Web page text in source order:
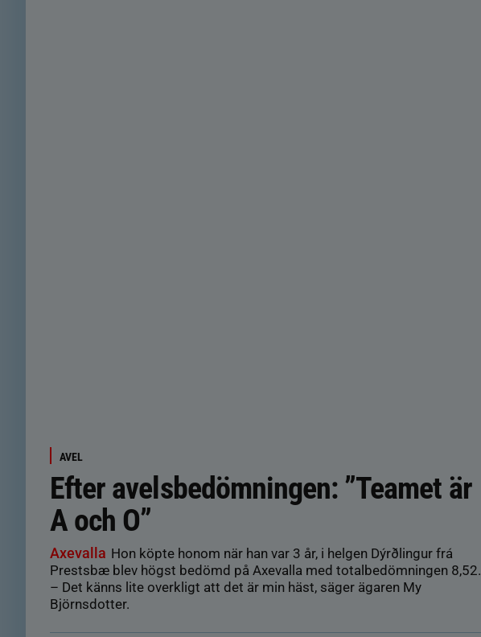
AVEL
Efter avelsbedömningen: ”Teamet är
A och O”
Axevalla Hon köpte honom när han var 3 år, i helgen Dýrðlingur frá
Prestsbæ blev högst bedömd på Axevalla med totalbedömningen 8,52.
– Det känns lite overkligt att det är min häst, säger ägaren My
Björnsdotter.